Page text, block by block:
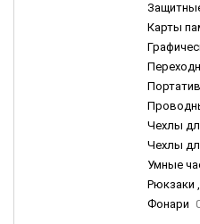
Карты
Чехлы
Чехлы
Умные
Рюкзаки
Фонари